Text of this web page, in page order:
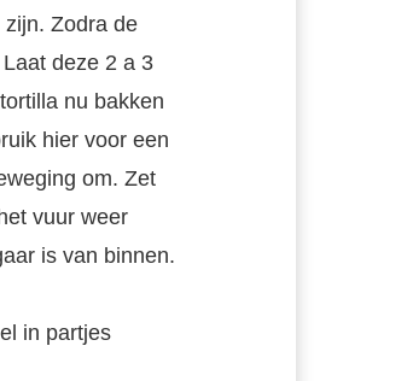
Zodra de
deze 2 a 3
nu bakken
hier voor een
om. Zet
vuur weer
is van binnen.
in partjes